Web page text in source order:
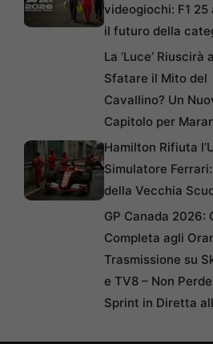
videogiochi: F1 25
il futuro della
La ‘Luce’ Riuscirà a
Sfatare il Mito del
Cavallino? Un
Capitolo per
Hamilton Rifiuta
Simulatore Ferrari:
della Vecchia
GP Canada 2026:
Completa agli
Trasmissione su
e TV8 – Non
Sprint in Diretta